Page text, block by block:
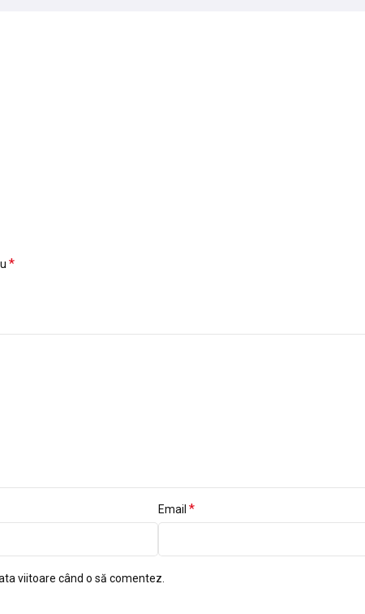
*
Email *
viitoare când o să comentez.